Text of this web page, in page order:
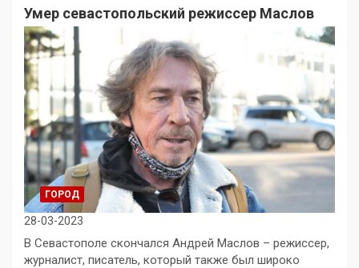
Умер севастопольский режиссер Маслов
ГОРОД
28-03-2023
В Севастополе скончался Андрей Маслов – режиссер,
журналист, писатель, который также был широко